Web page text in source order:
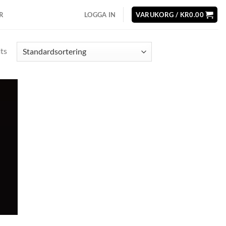
LOGGA IN VARUKORG / KR0.00